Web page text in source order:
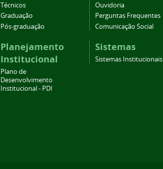
Técnicos
Graduação
Pós-graduação
Planejamento
Institucional
Plano de
Desenvolvimento
Institucional - PDI
Ouvidoria
Perguntas Frequentes
Comunicação Social
Sistemas
Sistemas Institucionais